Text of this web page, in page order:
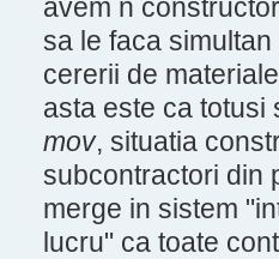
avem n
sa le faca
cererii de
asta este ca
mov, situatia
subcontractori din
merge in sistem
lucru" ca toate